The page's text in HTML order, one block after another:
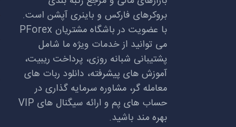
بروکرهای فارکس و باینری آپشن است.
با عضویت در باشگاه مشتریان PForex
می توانید از خدمات ویژه ما شامل
پشتیبانی شبانه روزی، پرداخت ریبیت،
آموزش های پیشرفته، دانلود ربات های
معامله گر، مشاوره سرمایه گذاری در
حساب های پم و ارائه سیگنال های VIP
بهره مند باشید.